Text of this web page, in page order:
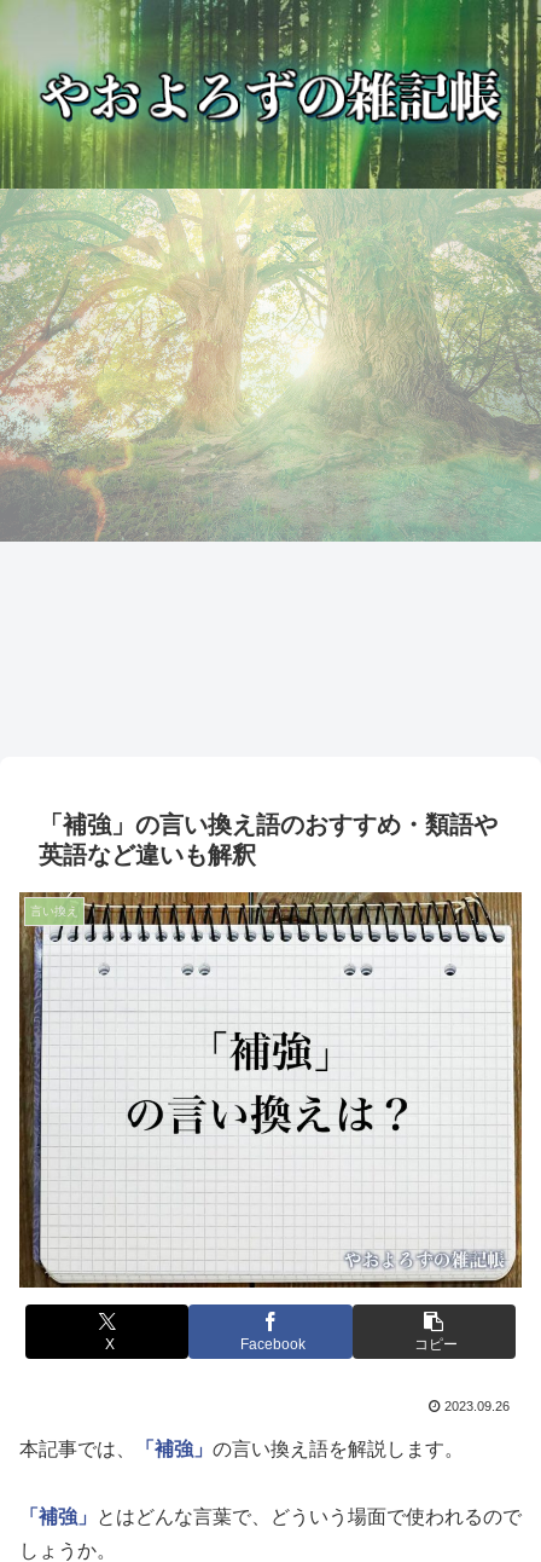
「補強」の言い換え語のおすすめ・類語や
英語など違いも解釈
言い換え
X Facebook コピー
2023.09.26
本記事では、 「補強」 の言い換え語を解説します。
「補強」
とはどんな言葉で、どういう場面で使われるので
しょうか。